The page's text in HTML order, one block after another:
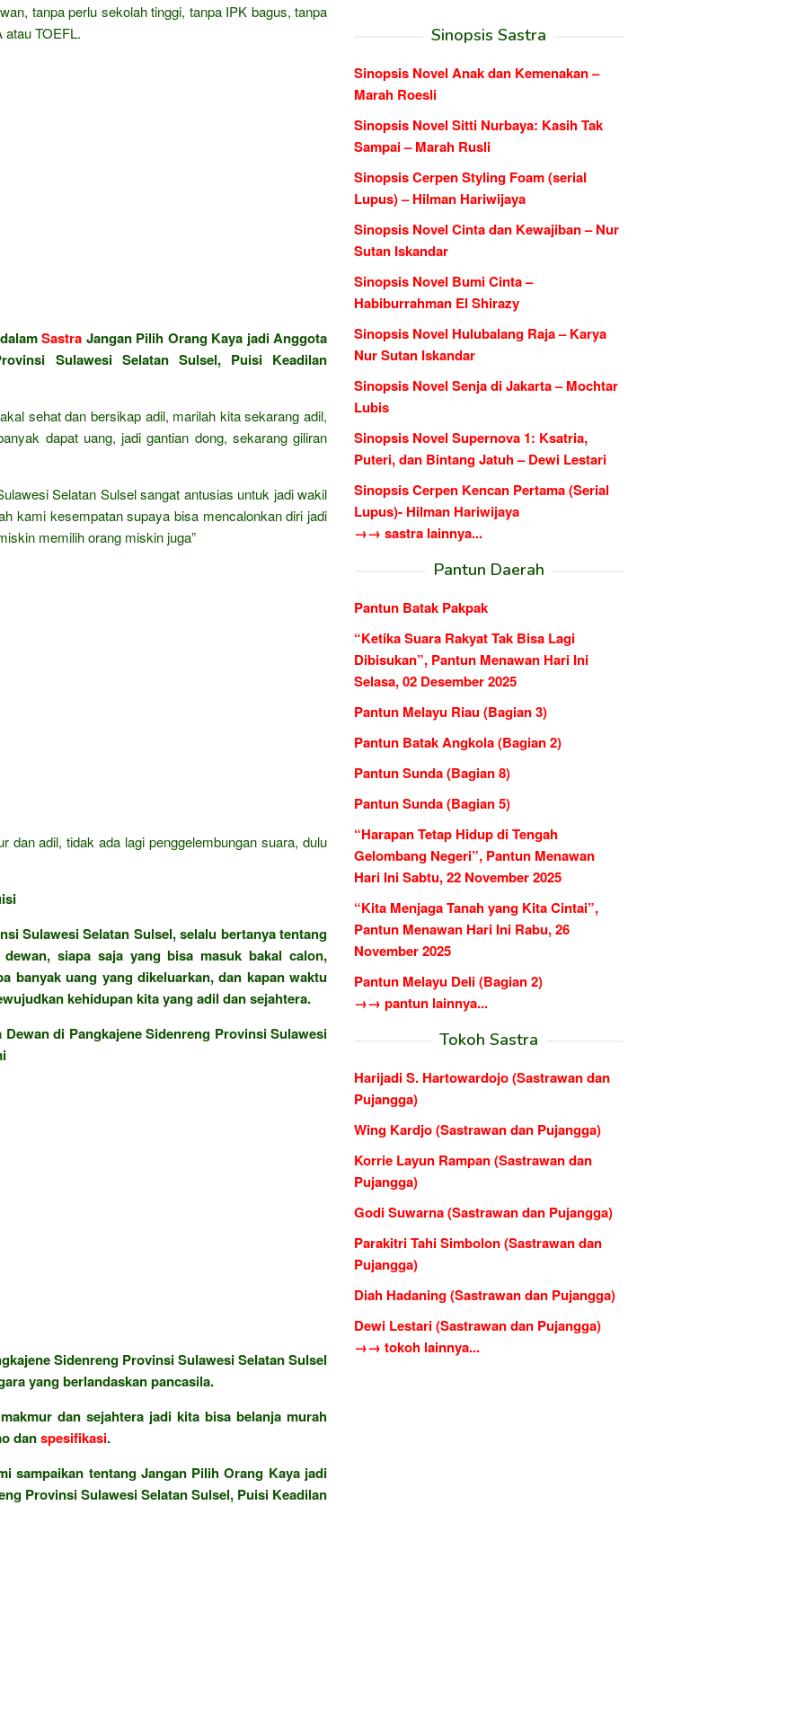
tanpa perlu sekolah tinggi, tanpa IPK bagus, tanpa
atau TOEFL.
Sastra Jangan Pilih Orang Kaya jadi Anggota
Sulawesi Selatan Sulsel, Puisi Keadilan
sehat dan bersikap adil, marilah kita sekarang adil,
dapat uang, jadi gantian dong, sekarang giliran
Selatan Sulsel sangat antusias untuk jadi wakil
kami kesempatan supaya bisa mencalonkan diri jadi
memilih orang miskin juga”
dan adil, tidak ada lagi penggelembungan suara, dulu
Sulawesi Selatan Sulsel, selalu bertanya tentang
siapa saja yang bisa masuk bakal calon,
banyak uang yang dikeluarkan, dan kapan waktu
kehidupan kita yang adil dan sejahtera.
di Pangkajene Sidenreng Provinsi Sulawesi
Sidenreng Provinsi Sulawesi Selatan Sulsel
yang berlandaskan pancasila.
dan sejahtera jadi kita bisa belanja murah
danspesifikasi.
sampaikan tentang Jangan Pilih Orang Kaya jadi
Provinsi Sulawesi Selatan Sulsel, Puisi Keadilan
Sinopsis Sastra
Sinopsis Novel Anak dan Kemenakan –
Marah Roesli
Sinopsis Novel Sitti Nurbaya: Kasih Tak
Sampai – Marah Rusli
Sinopsis Cerpen Styling Foam (serial
Lupus) – Hilman Hariwijaya
Sinopsis Novel Cinta dan Kewajiban – Nur
Sutan Iskandar
Sinopsis Novel Bumi Cinta –
Habiburrahman El Shirazy
Sinopsis Novel Hulubalang Raja – Karya
Nur Sutan Iskandar
Sinopsis Novel Senja di Jakarta – Mochtar
Lubis
Sinopsis Novel Supernova 1: Ksatria,
Puteri, dan Bintang Jatuh – Dewi Lestari
Sinopsis Cerpen Kencan Pertama (Serial
Lupus)- Hilman Hariwijaya
→→ sastra lainnya...
Pantun Daerah
Pantun Batak Pakpak
“Ketika Suara Rakyat Tak Bisa Lagi
Dibisukan”, Pantun Menawan Hari Ini
Selasa, 02 Desember 2025
Pantun Melayu Riau (Bagian 3)
Pantun Batak Angkola (Bagian 2)
Pantun Sunda (Bagian 8)
Pantun Sunda (Bagian 5)
“Harapan Tetap Hidup di Tengah
Gelombang Negeri”, Pantun Menawan
Hari Ini Sabtu, 22 November 2025
“Kita Menjaga Tanah yang Kita Cintai”,
Pantun Menawan Hari Ini Rabu, 26
November 2025
Pantun Melayu Deli (Bagian 2)
→→ pantun lainnya...
Tokoh Sastra
Harijadi S. Hartowardojo (Sastrawan dan
Pujangga)
Wing Kardjo (Sastrawan dan Pujangga)
Korrie Layun Rampan (Sastrawan dan
Pujangga)
Godi Suwarna (Sastrawan dan Pujangga)
Parakitri Tahi Simbolon (Sastrawan dan
Pujangga)
Diah Hadaning (Sastrawan dan Pujangga)
Dewi Lestari (Sastrawan dan Pujangga)
→→ tokoh lainnya...